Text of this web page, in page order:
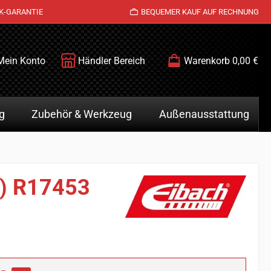
GARANTIE BEQUEMER KAUF AUF RECHNUNG
Konto Händler Bereich Warenkorb 0,00 €
Zubehör & Werkzeug Außenausstattung
R17453